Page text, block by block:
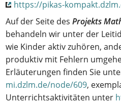
https://pikas-
Auf der Seite desProjekts
behandeln wir unter der
wie Kinder aktiv zuhören,
produktiv mit Fehlern
Erläuterungen finden Sie
mi.dzlm.de/node/609,
Unterrichtsaktivitäten unter